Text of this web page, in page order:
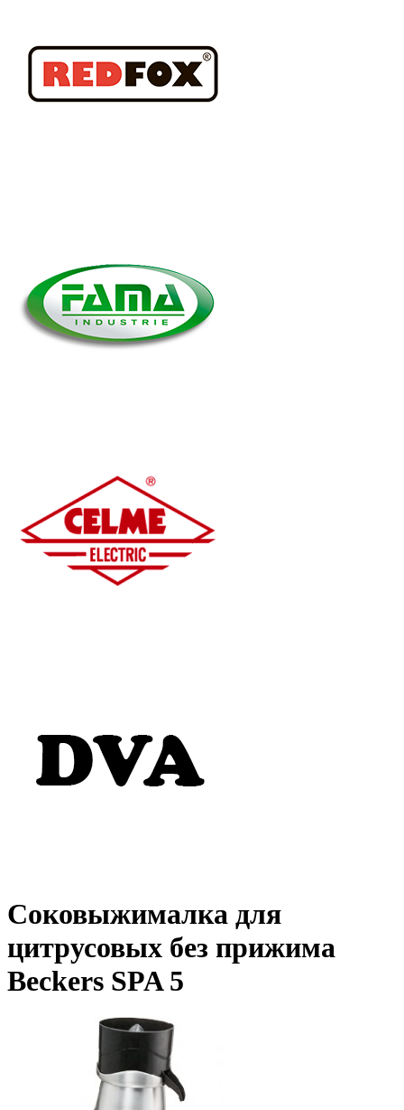
Соковыжималка для
цитрусовых без прижима
Beckers SPA 5